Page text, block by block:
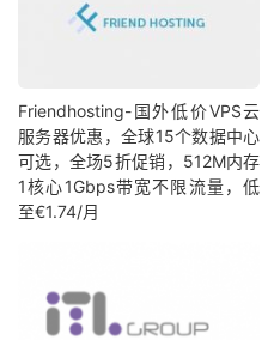
Friendhosting-国外低价VPS云
服务器优惠，全球15个数据中心
可选，全场5折促销，512M内存
1核心1Gbps带宽不限流量，低
至€1.74/月